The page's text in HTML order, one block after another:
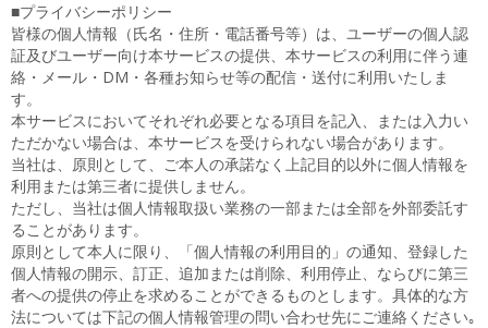
■プライバシーポリシー
皆様の個人情報（氏名・住所・電話番号等）は、ユーザーの個人認
証及びユーザー向け本サービスの提供、本サービスの利用に伴う連
絡・メール・DM・各種お知らせ等の配信・送付に利用いたしま
す。
本サービスにおいてそれぞれ必要となる項目を記入、または入力い
ただかない場合は、本サービスを受けられない場合があります。
当社は、原則として、ご本人の承諾なく上記目的以外に個人情報を
利用または第三者に提供しません。
ただし、当社は個人情報取扱い業務の一部または全部を外部委託す
ることがあります。
原則として本人に限り、「個人情報の利用目的」の通知、登録した
個人情報の開示、訂正、追加または削除、利用停止、ならびに第三
者への提供の停止を求めることができるものとします。具体的な方
法については下記の個人情報管理の問い合わせ先にご連絡ください｡